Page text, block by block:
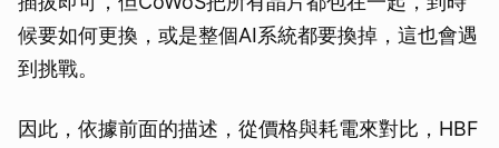
候要如何更換，或是整個AI系統都要換掉，這也會遇
到挑戰。
因此，依據前面的描述，從價格與耗電來對比，HBF